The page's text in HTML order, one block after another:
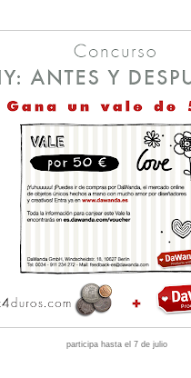
participa hasta el 7 de julio